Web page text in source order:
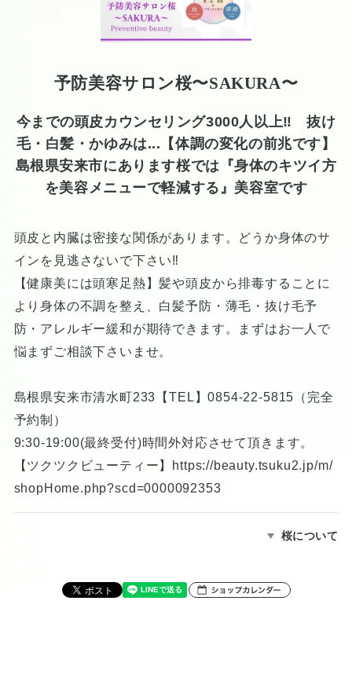
予防美容サロン桜〜SAKURA〜
今までの頭皮カウンセリング3000人以上‼ 抜け
毛・白髪・かゆみは...【体調の変化の前兆です】
島根県安来市にあります桜では『身体のキツイ方
を美容メニューで軽減する』美容室です
頭皮と内臓は密接な関係があります。どうか身体のサ
インを見逃さないで下さい‼
【健康美には頭寒足熱】髪や頭皮から排毒することに
より身体の不調を整え、白髪予防・薄毛・抜け毛予
防・アレルギー緩和が期待できます。まずはお一人で
悩まずご相談下さいませ。
島根県安来市清水町233【TEL】0854-22-5815（完全
予約制）
9:30-19:00(最終受付)時間外対応させて頂きます。
【ツクツクビューティー】 https://beauty.tsuku2.jp/m/
shopHome.php?scd=0000092353
桜について